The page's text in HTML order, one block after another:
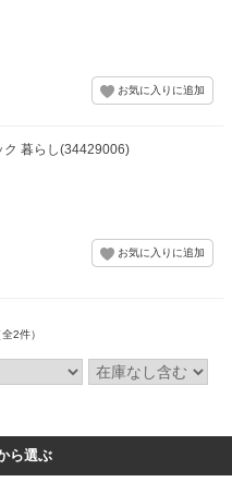
ク 暮らし(34429006)
全2件）
ら選ぶ